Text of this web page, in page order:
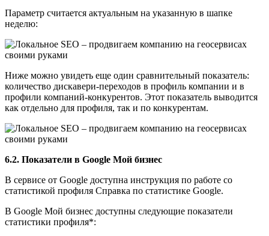
Параметр считается актуальным на указанную в шапке
неделю:
Ниже можно увидеть еще один сравнительный показатель:
количество дискавери-переходов в профиль компании и в
профили компаний-конкурентов. Этот показатель выводится
как отдельно для профиля, так и по конкурентам.
6.2. Показатели в Google Мой бизнес
В сервисе от Google доступна инструкция по работе со
статистикой профиля Справка по статистике Google.
В Google Мой бизнес доступны следующие показатели
статистики профиля*: